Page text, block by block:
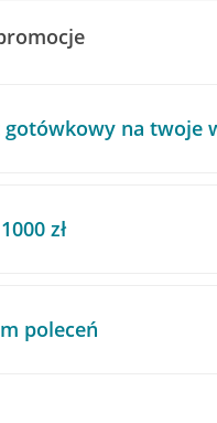
na twoje
zł
poleceń